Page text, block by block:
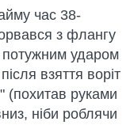
час 38-
з флангу
ударом
взяття воріт
(похитав руками
ніби роблячи